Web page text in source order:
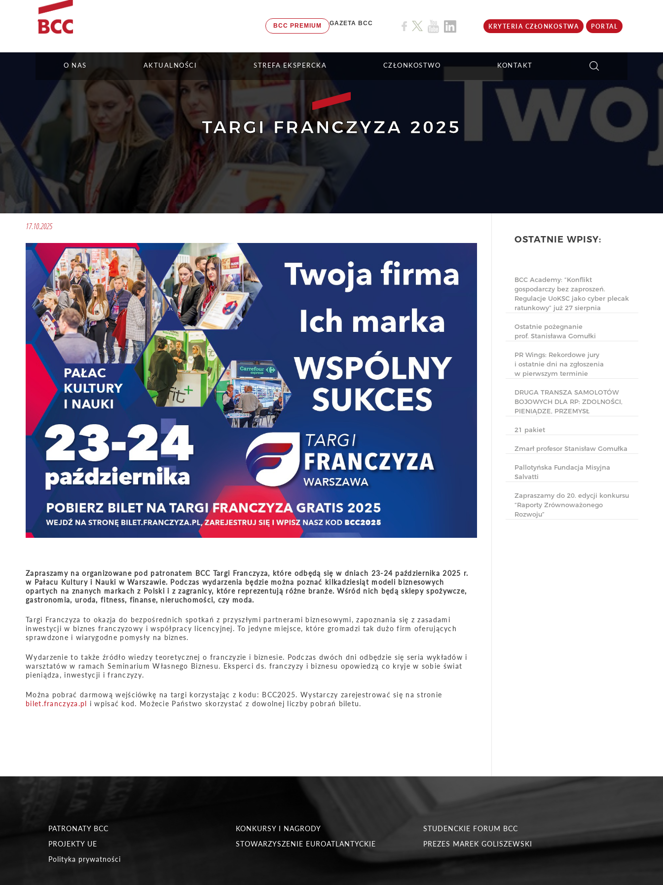
BCC PREMIUM GAZETA BCC KRYTERIA CZŁONKOSTWA PORTAL
O NAS AKTUALNOŚCI STREFA EKSPERCKA CZŁONKOSTWO KONTAKT
TARGI FRANCZYZA 2025
OSTATNIE WPISY:
BCC Academy: “Konflikt
gospodarczy bez zaproszeń.
Regulacje UoKSC jako cyber plecak
ratunkowy” już 27 sierpnia
Ostatnie pożegnanie
prof. Stanisława Gomułki
PR Wings: Rekordowe jury
i ostatnie dni na zgłoszenia
w pierwszym terminie
DRUGA TRANSZA SAMOLOTÓW
BOJOWYCH DLA RP: ZDOLNOŚCI,
PIENIĄDZE, PRZEMYSŁ
21 pakiet
Zmarł profesor Stanisław Gomułka
Pallotyńska Fundacja Misyjna
Salvatti
Zapraszamy do 20. edycji konkursu
“Raporty Zrównoważonego
Rozwoju”
17.10.2025
Zapraszamy na organizowane pod patronatem BCC Targi Franczyza, które odbędą się w dniach 23-24 października 2025 r.
w Pałacu Kultury i Nauki w Warszawie. Podczas wydarzenia będzie można poznać kilkadziesiąt modeli biznesowych
opartych na znanych markach z Polski i z zagranicy, które reprezentują różne branże. Wśród nich będą sklepy spożywcze,
gastronomia, uroda, fitness, finanse, nieruchomości, czy moda.
Targi Franczyza to okazja do bezpośrednich spotkań z przyszłymi partnerami biznesowymi, zapoznania się z zasadami
inwestycji w biznes franczyzowy i współpracy licencyjnej. To jedyne miejsce, które gromadzi tak dużo firm oferujących
sprawdzone i wiarygodne pomysły na biznes.
Wydarzenie to także źródło wiedzy teoretycznej o franczyzie i biznesie. Podczas dwóch dni odbędzie się seria wykładów i
warsztatów w ramach Seminarium Własnego Biznesu. Eksperci ds. franczyzy i biznesu opowiedzą co kryje w sobie świat
pieniądza, inwestycji i franczyzy.
Można pobrać darmową wejściówkę na targi korzystając z kodu: BCC2025. Wystarczy zarejestrować się na stronie
bilet.franczyza.pl i wpisać kod. Możecie Państwo skorzystać z dowolnej liczby pobrań biletu.
PATRONATY BCC KONKURSY I NAGRODY
STUDENCKIE FORUM BCC
PROJEKTY UE
STOWARZYSZENIE EUROATLANTYCKIE
PREZES MAREK GOLISZEWSKI
Polityka prywatności